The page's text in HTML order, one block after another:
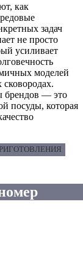
как
задач
не просто
усиливает
моделей
брендов — это
посуды, которая